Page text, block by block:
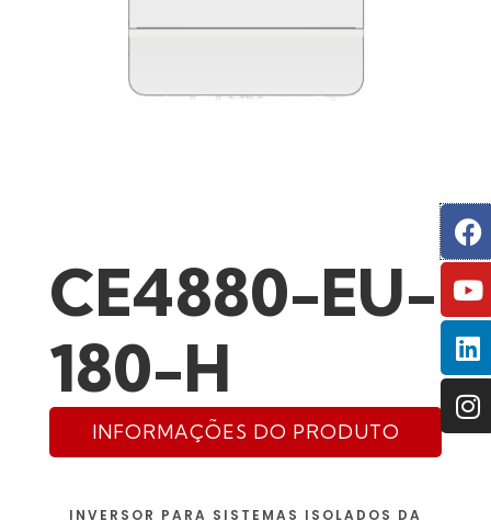
CE4880-EU-
180-H
INFORMAÇÕES DO PRODUTO
INVERSOR PARA SISTEMAS ISOLADOS DA